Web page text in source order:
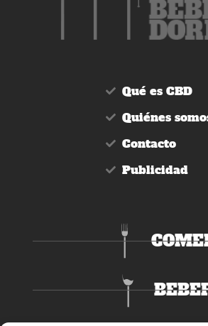
Qué es CBD
Quiénes
Contacto
Publicidad